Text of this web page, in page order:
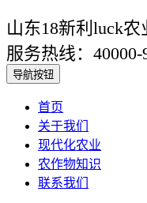
山东18新利luck
服务热线：40000-
导航按钮
首页
关于我们
现代化农业
农作物知识
联系我们